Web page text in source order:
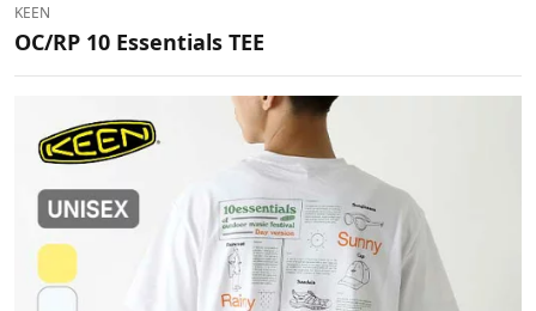
KEEN
OC/RP 10 Essentials TEE